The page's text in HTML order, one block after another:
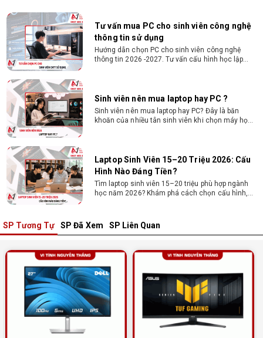
Tư vấn mua PC cho sinh viên công nghệ
thông tin sử dụng
Hướng dẫn chọn PC cho sinh viên công nghệ
thông tin 2026 -2027. Tư vấn cấu hình học lập
Sinh viên nên mua laptop hay PC ?
Sinh viên nên mua laptop hay PC? Đây là băn
khoăn của nhiều tân sinh viên khi chọn máy học
Laptop Sinh Viên 15–20 Triệu 2026: Cấu
Hình Nào Đáng Tiền?
Tìm laptop sinh viên 15–20 triệu phù hợp ngành
học năm 2026? Khám phá cách chọn cấu hình,
Tổng hợp 7 laptop sinh viên dưới 15 triệu
nên mua
Bạn tìm laptop cho sinh viên dưới 15 triệu mượt
mà, bền bỉ? Xem ngay gợi ý các thương hiệu
laptop bền, cấu hình mạnh cho sinh viên sử dụng
4 năm đại học.
Dịch vụ build PC đồ họa tại Đồng Nai theo
yêu cầu, giá tốt, uy tín
Dịch vụ build PC đồ họa tại Đồng Nai theo yêu
cầu uy tín, tối ưu cấu hình xử lý 3D và dựng video
SP Tương Tự SP Đã Xem SP Liên Quan